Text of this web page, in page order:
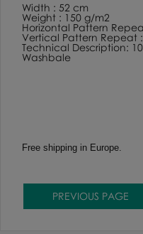
Width : 52 cm
Weight : 150 g/m2
Horizontal Pattern
Vertical Pattern Repeat
Technical Description:
Washbale
Free shipping in Europe.